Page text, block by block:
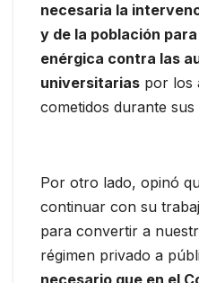
necesaria la
y de la población
enérgica contra las
universitarias por los
cometidos durante sus
Por otro lado, opinó
continuar con su
para convertir a
régimen privado a